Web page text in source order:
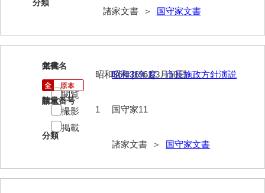
鍛冶利吉文書
片岡トミ子自作農地木札
堅田家文書（一般郷土伝来）
堅田家文書（山口市）
片山家文書（阿東町）
分類
諸家文書 ＞ 国守家文書
11
文書名
昭和36年度 市長施政方針演説
請求番号
国守家11
分類
諸家文書 ＞ 国守家文書
年代
昭和36年[1961]3月10日
数量
1
閲覧
撮影
掲載